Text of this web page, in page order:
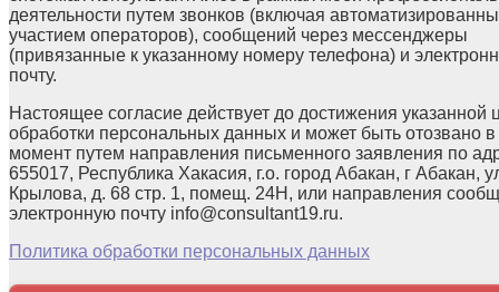
деятельности путем звонков (включая
участием операторов), сообщений через мессенджеры
(привязанные к указанному номеру телефона) и
почту.
Настоящее согласие действует до достижения указанной
обработки персональных данных и может быть отозвано
момент путем направления письменного заявления по
655017, Республика Хакасия, г.о. город Абакан, г Абакан,
Крылова, д. 68 стр. 1, помещ. 24Н, или направления
электронную почту info@consultant19.ru.
Политика обработки персональных данных